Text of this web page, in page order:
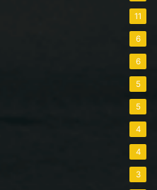
11
6
6
5
5
4
4
3